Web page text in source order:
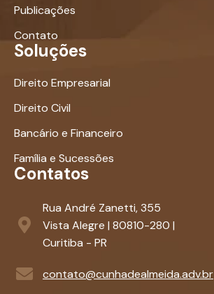
Publicações
Contato
Soluções
Direito Empresarial
Direito Civil
Bancário e Financeiro
Família e Sucessões
Contatos
Rua André Zanetti, 355
Vista Alegre | 80810-280 |
Curitiba - PR
contato@cunhadealmeida.adv.br